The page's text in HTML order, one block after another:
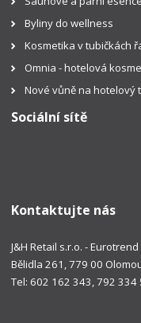
Byliny do wellness
Kosmetika v tubičkách
Omnia - hotelová
Nové vůně na hotelový
Sociální sítě
Kontaktujte nás
J&H Retail s.r.o. - Eurotrend
Bělidla 261, 779 00
Tel: 602 162 343, 792 334